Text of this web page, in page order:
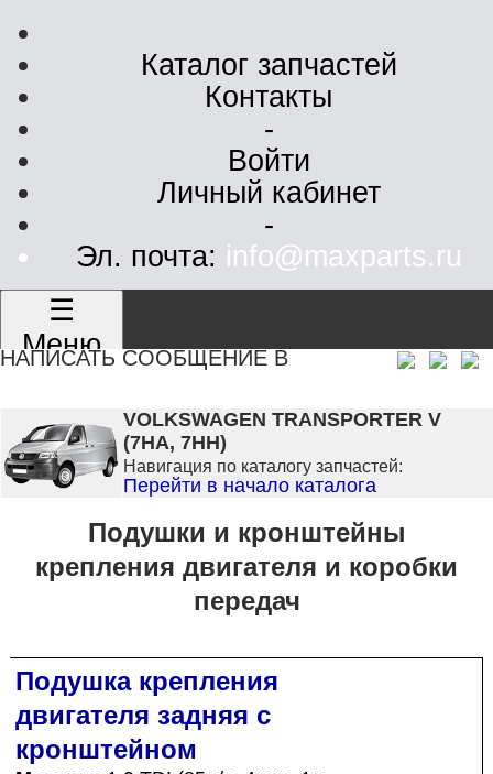
Каталог запчастей
Контакты
-
Войти
Личный кабинет
-
Эл. почта: info@maxparts.ru
☰
Меню
НАПИСАТЬ СООБЩЕНИЕ В
VOLKSWAGEN TRANSPORTER V
(7HA, 7HH)
Навигация по каталогу запчастей:
Перейти в начало каталога
Подушки и кронштейны
крепления двигателя и коробки
передач
Подушка крепления
двигателя задняя с
кронштейном